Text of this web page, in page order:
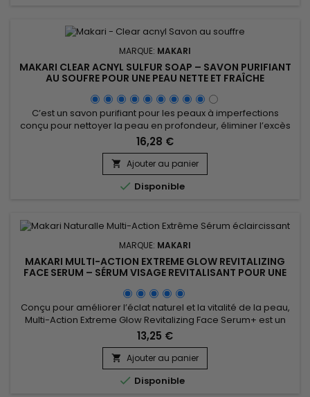
MARQUE: MAKARI
MAKARI CLEAR ACNYL SULFUR SOAP – SAVON PURIFIANT
AU SOUFRE POUR UNE PEAU NETTE ET FRAÎCHE
C’est un savon purifiant pour les peaux à imperfections
conçu pour nettoyer la peau en profondeur, éliminer l’excès
de sébum et favoriser une peau plus nette au quotidien.
Enrichi en Prunus Amygdalus Dulcis (huile d’amande douce)
et en soufre, Clear Acnyl Sulfur Soap aide à purifier la peau, à
désobstruer les pores et à améliorer l’apparence des...
16,28 €
 Ajouter au panier
 Disponible
MARQUE: MAKARI
MAKARI MULTI-ACTION EXTREME GLOW REVITALIZING
FACE SERUM – SÉRUM VISAGE REVITALISANT POUR UNE
Conçu pour améliorer l’éclat naturel et la vitalité de la peau,
Multi-Action Extreme Glow Revitalizing Face Serum+ est un
sérum visage revitalisant qui aide à révéler un teint plus
uniforme et lumineux. Sa formule associe l’extrait de Prunus à
des actifs hydratants et antioxydants pour contribuer à lisser
l’apparence de la peau, préserver son...
13,25 €
 Ajouter au panier
 Disponible